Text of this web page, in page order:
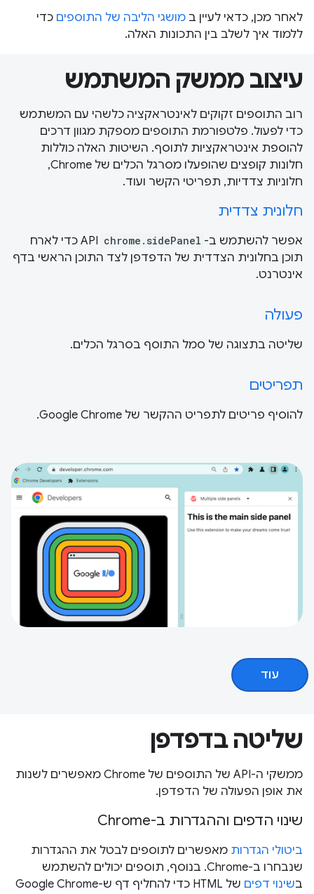
לאחר מכן, כדאי לעיין ב מושגי הליבה של התוספים כדי
ללמוד איך לשלב בין התכונות האלה.
עיצוב ממשק המשתמש
רוב התוספים זקוקים לאינטראקציה כלשהי עם המשתמש
כדי לפעול. פלטפורמת התוספים מספקת מגוון דרכים
להוספת אינטראקציות לתוסף. השיטות האלה כוללות
חלונות קופצים שהופעלו מסרגל הכלים של Chrome,
חלוניות צדדיות, תפריטי הקשר ועוד.
חלונית צדדית
אפשר להשתמש ב- chrome.sidePanel
API כדי לארח
תוכן בחלונית הצדדית של הדפדפן לצד התוכן הראשי בדף
אינטרנט.
פעולה
שליטה בתצוגה של סמל התוסף בסרגל הכלים.
תפריטים
להוסיף פריטים לתפריט ההקשר של Google Chrome.
עוד
שליטה בדפדפן
ממשקי ה-API של התוספים של Chrome מאפשרים לשנות
את אופן הפעולה של הדפדפן.
שינוי הדפים וההגדרות ב-Chrome
ביטולי הגדרות מאפשרים לתוספים לבטל את ההגדרות
שנבחרו ב-Chrome. בנוסף, תוספים יכולים להשתמש
בשינוי דפים של HTML כדי להחליף דף ש-Google Chrome